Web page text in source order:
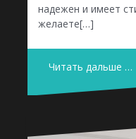
надежен и имеет
желаете[…]
Читать дальше …